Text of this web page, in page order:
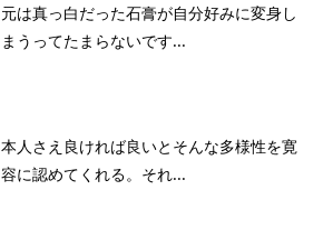
元は真っ白だった石膏が自分好みに変身し
まうってたまらないです...
本人さえ良ければ良いとそんな多様性を寛
容に認めてくれる。それ...